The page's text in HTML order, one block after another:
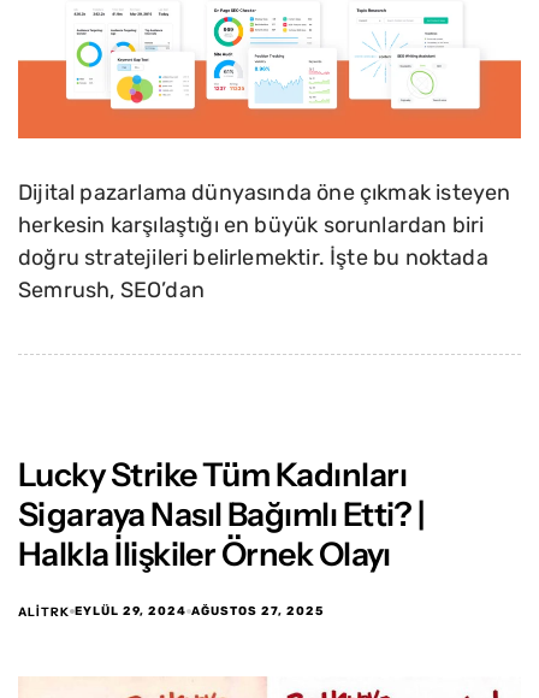
Dijital pazarlama dünyasında öne çıkmak isteyen
herkesin karşılaştığı en büyük sorunlardan biri
doğru stratejileri belirlemektir. İşte bu noktada
Semrush, SEO’dan
Lucky Strike Tüm Kadınları
Sigaraya Nasıl Bağımlı Etti? |
Halkla İlişkiler Örnek Olayı
ALITRK EYLÜL 29, 2024 AĞUSTOS 27, 2025